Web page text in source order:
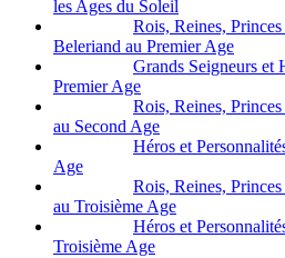
les Ages du Soleil
Rois, Reines,
Beleriand au Premier Age
Grands Seigneurs et
Premier Age
Rois, Reines,
au Second Age
Héros et
Age
Rois, Reines,
au Troisième Age
Héros et
Troisième Age